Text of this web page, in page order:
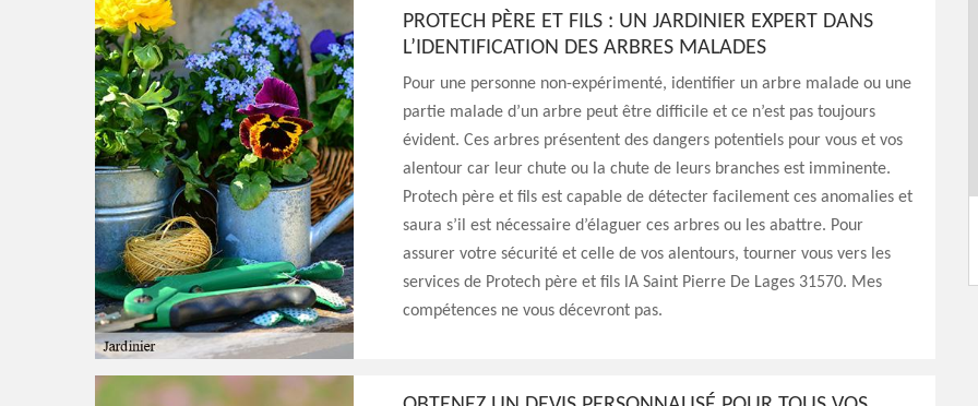
PROTECH PÈRE ET FILS : UN JARDINIER EXPERT DANS
L’IDENTIFICATION DES ARBRES MALADES
Pour une personne non-expérimenté, identifier un arbre malade ou une
partie malade d’un arbre peut être difficile et ce n’est pas toujours
évident. Ces arbres présentent des dangers potentiels pour vous et vos
alentour car leur chute ou la chute de leurs branches est imminente.
Protech père et fils est capable de détecter facilement ces anomalies et
saura s’il est nécessaire d’élaguer ces arbres ou les abattre. Pour
assurer votre sécurité et celle de vos alentours, tourner vous vers les
services de Protech père et fils lA Saint Pierre De Lages 31570. Mes
compétences ne vous décevront pas.